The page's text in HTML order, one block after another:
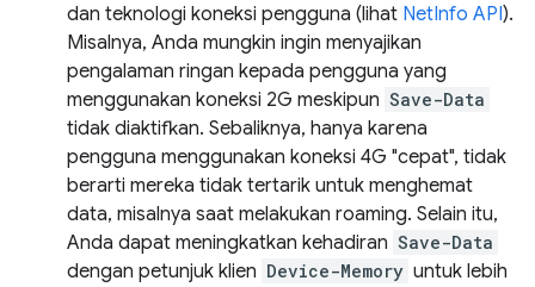
dan teknologi koneksi pengguna (lihat NetInfo API).
Misalnya, Anda mungkin ingin menyajikan
pengalaman ringan kepada pengguna yang
menggunakan koneksi 2G meskipun Save-Data
tidak diaktifkan. Sebaliknya, hanya karena
pengguna menggunakan koneksi 4G "cepat", tidak
berarti mereka tidak tertarik untuk menghemat
data, misalnya saat melakukan roaming. Selain itu,
Anda dapat meningkatkan kehadiran Save-Data
dengan petunjuk klien Device-Memory untuk lebih